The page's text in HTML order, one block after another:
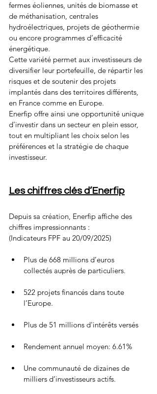
fermes éoliennes, unités de biomasse et
de méthanisation, centrales
hydroélectriques, projets de géothermie
ou encore programmes d’efficacité
énergétique.
Cette variété permet aux investisseurs de
diversifier leur portefeuille, de répartir les
risques et de soutenir des projets
implantés dans des territoires différents,
en France comme en Europe.
Enerfip offre ainsi une opportunité unique
d’investir dans un secteur en plein essor,
tout en multipliant les choix selon les
préférences et la stratégie de chaque
investisseur.
Les chiffres clés d’Enerfip
Depuis sa création, Enerfip affiche des
chiffres impressionnants :
(Indicateurs FPF au 20/09/2025)
Plus de 668 millions d’euros
collectés auprès de particuliers.
522 projets financés dans toute
l’Europe.
Plus de 51 millions d'intérêts versés
Rendement annuel moyen: 6.61%
Une communauté de dizaines de
milliers d’investisseurs actifs.